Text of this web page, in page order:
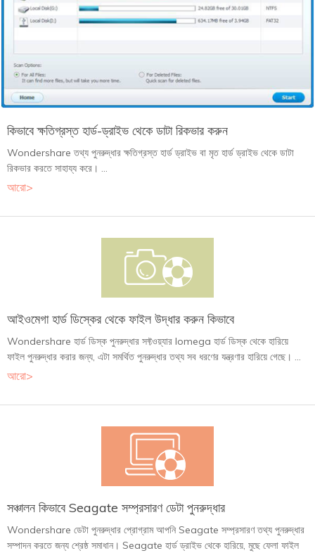
কিভাবে ক্ষতিগ্রস্ত হার্ড-ড্রাইভ থেকে ডাটা রিকভার করুন
Wondershare তথ্য পুনরুদ্ধার ক্ষতিগ্রস্ত হার্ড ড্রাইভ বা মৃত হার্ড ড্রাইভ থেকে ডাটা
রিকভার করতে সাহায্য করে। ...
আরো>
আইওমেগা হার্ড ডিস্কের থেকে ফাইল উদ্ধার করুন কিভাবে
Wondershare হার্ড ডিস্ক পুনরুদ্ধার সফ্টওয়্যার lomega হার্ড ডিস্ক থেকে হারিয়ে
ফাইল পুনরুদ্ধার করার জন্য, এটা সমর্থিত পুনরুদ্ধার তথ্য সব ধরণের যন্ত্রণার হারিয়ে গেছে। ...
আরো>
সঞ্চালন কিভাবে Seagate সম্প্রসারণ ডেটা পুনরুদ্ধার
Wondershare ডেটা পুনরুদ্ধার প্রোগ্রাম আপনি Seagate সম্প্রসারণ তথ্য পুনরুদ্ধার
সম্পাদন করতে জন্য শ্রেষ্ঠ সমাধান। Seagate হার্ড ড্রাইভ থেকে হারিয়ে, মুছে ফেলা ফাইল